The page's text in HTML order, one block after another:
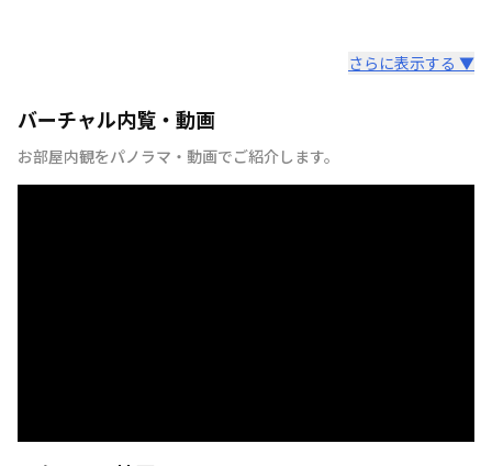
さらに表示する ▼
バーチャル内覧・動画
お部屋内観をパノラマ・動画でご紹介します。